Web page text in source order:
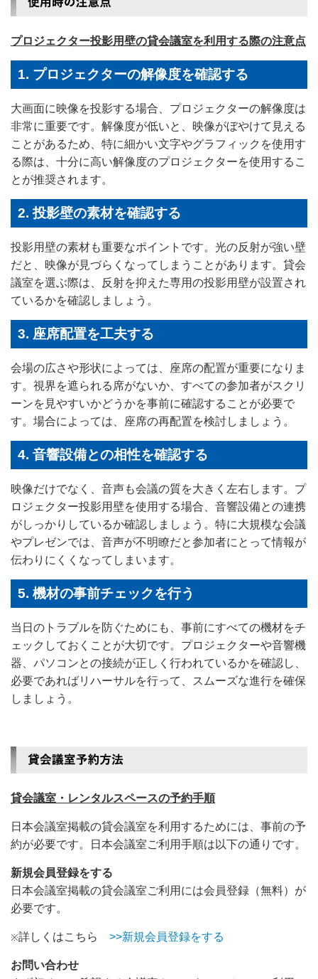
プロジェクター投影用壁の貸会議室を利用する際の注意点
1. プロジェクターの解像度を確認する
大画面に映像を投影する場合、プロジェクターの解像度は
非常に重要です。解像度が低いと、映像がぼやけて見える
ことがあるため、特に細かい文字やグラフィックを使用す
る際は、十分に高い解像度のプロジェクターを使用するこ
とが推奨されます。
2. 投影壁の素材を確認する
投影用壁の素材も重要なポイントです。光の反射が強い壁
だと、映像が見づらくなってしまうことがあります。貸会
議室を選ぶ際は、反射を抑えた専用の投影用壁が設置され
ているかを確認しましょう。
3. 座席配置を工夫する
会場の広さや形状によっては、座席の配置が重要になりま
す。視界を遮られる席がないか、すべての参加者がスクリ
ーンを見やすいかどうかを事前に確認することが必要で
す。場合によっては、座席の再配置を検討しましょう。
4. 音響設備との相性を確認する
映像だけでなく、音声も会議の質を大きく左右します。プ
ロジェクター投影用壁を使用する場合、音響設備との連携
がしっかりしているか確認しましょう。特に大規模な会議
やプレゼンでは、音声が不明瞭だと参加者にとって情報が
伝わりにくくなってしまいます。
5. 機材の事前チェックを行う
当日のトラブルを防ぐためにも、事前にすべての機材をチ
ェックしておくことが大切です。プロジェクターや音響機
器、パソコンとの接続が正しく行われているかを確認し、
必要であればリハーサルを行って、スムーズな進行を確保
しましょう。
貸会議室・レンタルスペースの予約手順
日本会議室掲載の貸会議室を利用するためには、事前の予
約が必要です。日本会議室ご利用手順は以下の通りです。
新規会員登録をする
日本会議室掲載の貸会議室ご利用には会員登録（無料）が
必要です。
※詳しくはこちら >>新規会員登録をする
お問い合わせ